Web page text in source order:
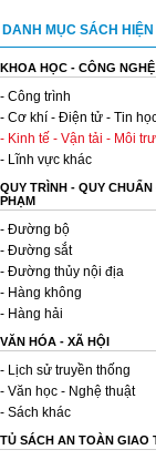
DANH MỤC SÁCH HIỆN
KHOA HỌC - CÔNG NGHỆ
- Công trình
- Cơ khí - Điện tử - Tin
- Kinh tế - Vận tải - Môi
- Lĩnh vực khác
QUY TRÌNH - QUY CHUẨN
PHẠM
- Đường bộ
- Đường sắt
- Đường thủy nội địa
- Hàng không
- Hàng hải
VĂN HÓA - XÃ HỘI
- Lịch sử truyền thống
- Văn học - Nghệ thuật
- Sách khác
TỦ SÁCH AN TOÀN GIAO